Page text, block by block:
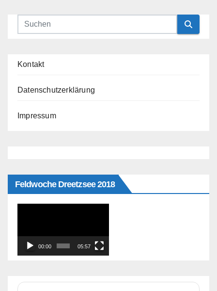
Kontakt
Datenschutzerklärung
Impressum
Feldwoche Dreetzsee 2018
00:00 05:57